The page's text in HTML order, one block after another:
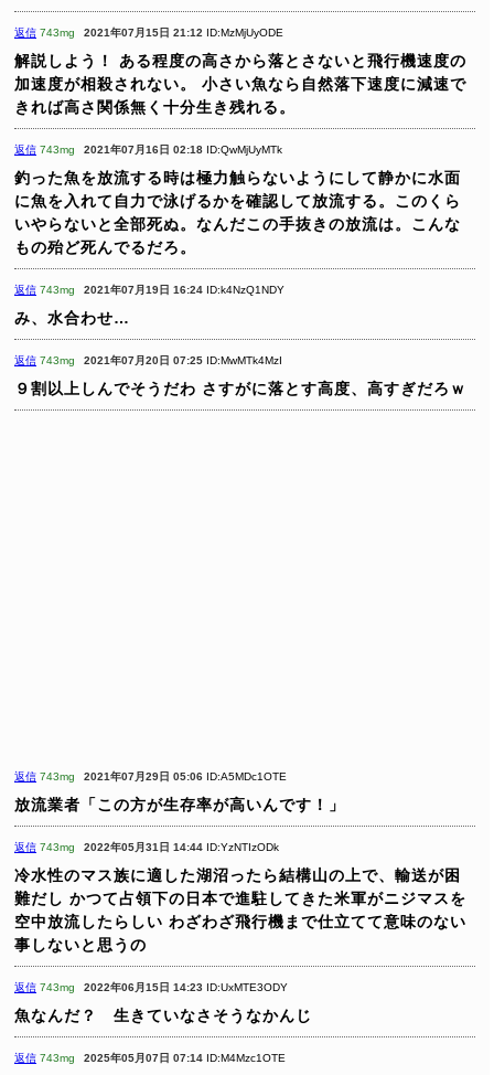
返信 743mg 2021年07月15日 21:12 ID:MzMjUyODE
解説しよう！
ある程度の高さから落とさないと飛行機速度の
加速度が相殺されない。
小さい魚なら自然落下速度に減速で
きれば高さ関係無く十分生き残れる。
返信 743mg 2021年07月16日 02:18 ID:QwMjUyMTk
釣った魚を放流する時は極力触らないようにして静かに水面
に魚を入れて自力で泳げるかを確認して放流する。このくら
いやらないと全部死ぬ。なんだこの手抜きの放流は。こんな
もの殆ど死んでるだろ。
返信 743mg 2021年07月19日 16:24 ID:k4NzQ1NDY
み、水合わせ…
返信 743mg 2021年07月20日 07:25 ID:MwMTk4MzI
９割以上しんでそうだわ さすがに落とす高度、高すぎだろｗ
返信 743mg 2021年07月29日 05:06 ID:A5MDc1OTE
放流業者「この方が生存率が高いんです！」
返信 743mg 2022年05月31日 14:44 ID:YzNTIzODk
冷水性のマス族に適した湖沼ったら結構山の上で、輸送が困
難だし かつて占領下の日本で進駐してきた米軍がニジマスを
空中放流したらしい わざわざ飛行機まで仕立てて意味のない
事しないと思うの
返信 743mg 2022年06月15日 14:23 ID:UxMTE3ODY
魚なんだ？ 生きていなさそうなかんじ
返信 743mg 2025年05月07日 07:14 ID:M4Mzc1OTE